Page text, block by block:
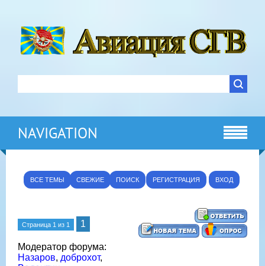
NAVIGATION
ВСЕ ТЕМЫ СВЕЖИЕ ПОИСК РЕГИСТРАЦИЯ ВХОД
Страница 1 из 1 1
Модератор форума:
Назаров, доброхот,